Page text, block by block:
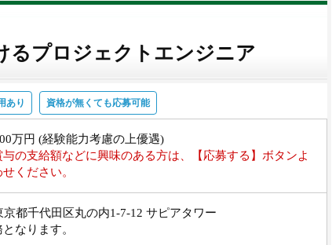
るプロジェクトエンジニア
あり 資格が無くても応募可能
万円 (経験能力考慮の上優遇)
の支給額などに興味のある方は、【応募する】ボタンよ
ください。
京都千代田区丸の内1-7-12 サピアタワー
なります。